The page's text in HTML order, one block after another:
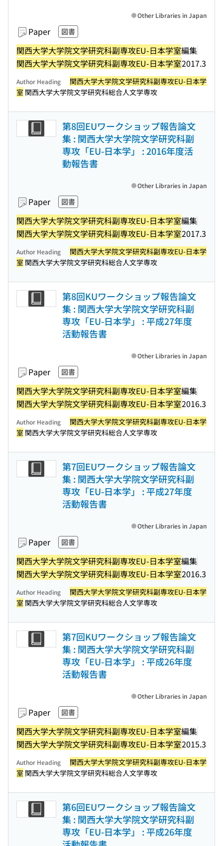
Paper 図書
関西大学大学院文学研究科副専攻EU-日本学室編集
関西大学大学院文学研究科副専攻EU-日本学室2017.3
Other Libraries in Japan
Author Heading
関西大学大学院文学研究科副専攻EU-日本学
室 関西大学大学院文学研究科総合人文学専攻
第8回EUワークショップ報告論文
集 : 関西大学大学院文学研究科副
専攻「EU-日本学」 : 2016年度活
動報告書
Paper 図書
関西大学大学院文学研究科副専攻EU-日本学室編集
関西大学大学院文学研究科副専攻EU-日本学室2017.3
Other Libraries in Japan
Author Heading
関西大学大学院文学研究科副専攻EU-日本学
室 関西大学大学院文学研究科総合人文学専攻
第8回KUワークショップ報告論文
集 : 関西大学大学院文学研究科副
専攻「EU-日本学」 : 平成27年度
活動報告書
Paper 図書
関西大学大学院文学研究科副専攻EU-日本学室編集
関西大学大学院文学研究科副専攻EU-日本学室2016.3
Other Libraries in Japan
Author Heading
関西大学大学院文学研究科副専攻EU-日本学
室 関西大学大学院文学研究科総合人文学専攻
第7回EUワークショップ報告論文
集 : 関西大学大学院文学研究科副
専攻「EU-日本学」 : 平成27年度
活動報告書
Paper 図書
関西大学大学院文学研究科副専攻EU-日本学室編集
関西大学大学院文学研究科副専攻EU-日本学室2016.3
Other Libraries in Japan
Author Heading
関西大学大学院文学研究科副専攻EU-日本学
室 関西大学大学院文学研究科総合人文学専攻
第7回KUワークショップ報告論文
集 : 関西大学大学院文学研究科副
専攻「EU-日本学」 : 平成26年度
活動報告書
Paper 図書
関西大学大学院文学研究科副専攻EU-日本学室編集
関西大学大学院文学研究科副専攻EU-日本学室2015.3
Other Libraries in Japan
Author Heading
関西大学大学院文学研究科副専攻EU-日本学
室 関西大学大学院文学研究科総合人文学専攻
第6回EUワークショップ報告論文
集 : 関西大学大学院文学研究科副
専攻「EU-日本学」 : 平成26年度